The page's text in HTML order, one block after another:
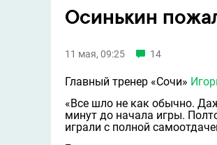
Осинькин
11 мая, 09:25 14
Главный тренер «Сочи»
«Все шло не как обычно.
минут до начала игры.
играли с полной